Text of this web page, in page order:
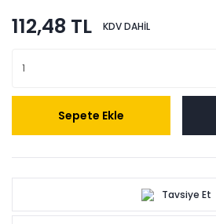
112,48 TL KDV DAHİL
Sepete Ekle
Tavsiye Et